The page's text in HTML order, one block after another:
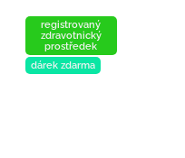
registrovaný
zdravotnický
prostředek
dárek zdarma